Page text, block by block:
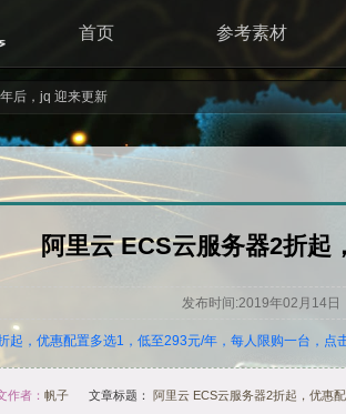
首页 参考素材
后，jq 迎来更新
阿里云 ECS云服务器2折起
发布时间:2019年02月14日
起，优惠配置多选1，低至293元/年，每人限购一台，点
作者： 帆子 文章标题： 阿里云 ECS云服务器2折起，优惠